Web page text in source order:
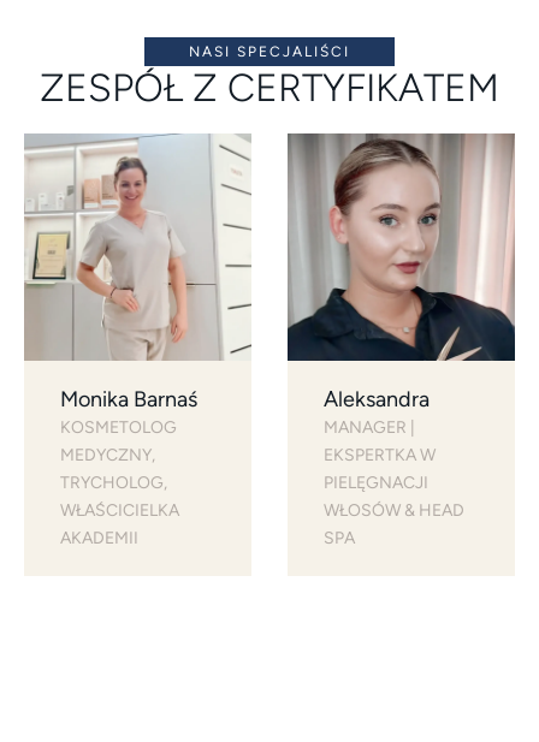
NASI SPECJALIŚCI
ZESPÓŁ Z CERTYFIKATEM
Monika Barnaś
KOSMETOLOG
MEDYCZNY,
TRYCHOLOG,
WŁAŚCICIELKA
AKADEMII
Aleksandra
MANAGER |
EKSPERTKA W
PIELĘGNACJI
WŁOSÓW & HEAD
SPA